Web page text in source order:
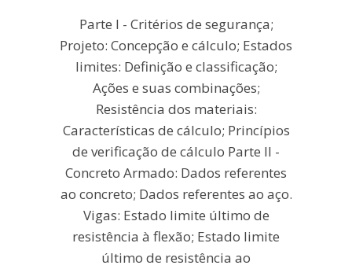
Parte I - Critérios de segurança;
Projeto: Concepção e cálculo; Estados
limites: Definição e classificação;
Ações e suas combinações;
Resistência dos materiais:
Características de cálculo; Princípios
de verificação de cálculo Parte II -
Concreto Armado: Dados referentes
ao concreto; Dados referentes ao aço.
Vigas: Estado limite último de
resistência à flexão; Estado limite
último de resistência ao